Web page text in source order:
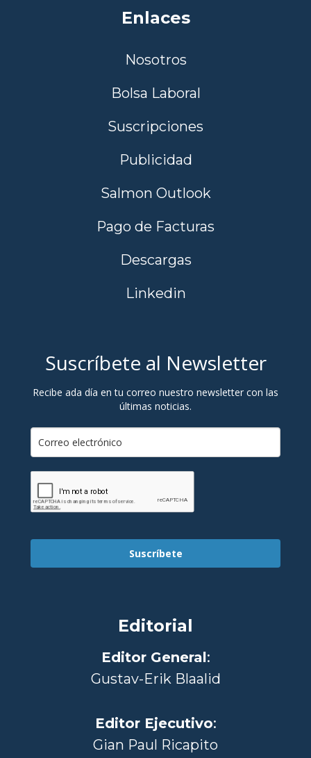
Enlaces
Nosotros
Bolsa Laboral
Suscripciones
Publicidad
Salmon Outlook
Pago de Facturas
Descargas
Linkedin
Suscríbete al Newsletter
Recibe ada día en tu correo nuestro newsletter con las
últimas noticias.
Suscríbete
Editorial
Editor General:
Gustav-Erik Blaalid
Editor Ejecutivo:
Gian Paul Ricapito